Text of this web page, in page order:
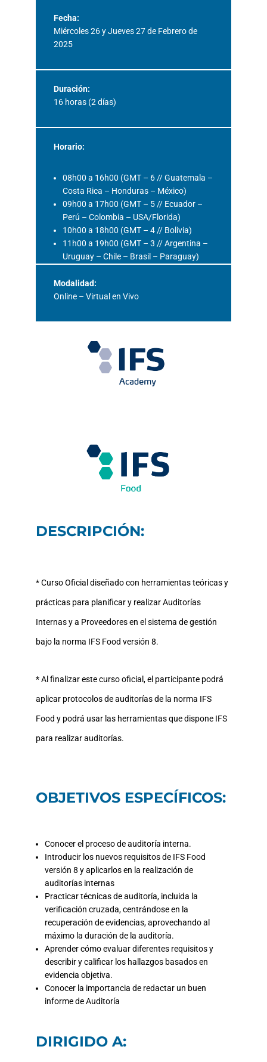
Fecha:
Miércoles 26 y Jueves 27 de Febrero de
2025
Duración:
16 horas (2 días)
Horario:
08h00 a 16h00 (GMT – 6 // Guatemala –
Costa Rica – Honduras – México)
09h00 a 17h00 (GMT – 5 // Ecuador –
Perú – Colombia – USA/Florida)
10h00 a 18h00 (GMT – 4 // Bolivia)
11h00 a 19h00 (GMT – 3 // Argentina –
Uruguay – Chile – Brasil – Paraguay)
Modalidad:
Online – Virtual en Vivo
DESCRIPCIÓN:
* Curso Oficial diseñado con herramientas teóricas y
prácticas para planificar y realizar Auditorías
Internas y a Proveedores en el sistema de gestión
bajo la norma IFS Food versión 8.
* Al finalizar este curso oficial, el participante podrá
aplicar protocolos de auditorías de la norma IFS
Food y podrá usar las herramientas que dispone IFS
para realizar auditorías.
OBJETIVOS ESPECÍFICOS:
Conocer el proceso de auditoría interna.
Introducir los nuevos requisitos de IFS Food
versión 8 y aplicarlos en la realización de
auditorías internas
Practicar técnicas de auditoría, incluida la
verificación cruzada, centrándose en la
recuperación de evidencias, aprovechando al
máximo la duración de la auditoría.
Aprender cómo evaluar diferentes requisitos y
describir y calificar los hallazgos basados en
evidencia objetiva.
Conocer la importancia de redactar un buen
informe de Auditoría
DIRIGIDO A: